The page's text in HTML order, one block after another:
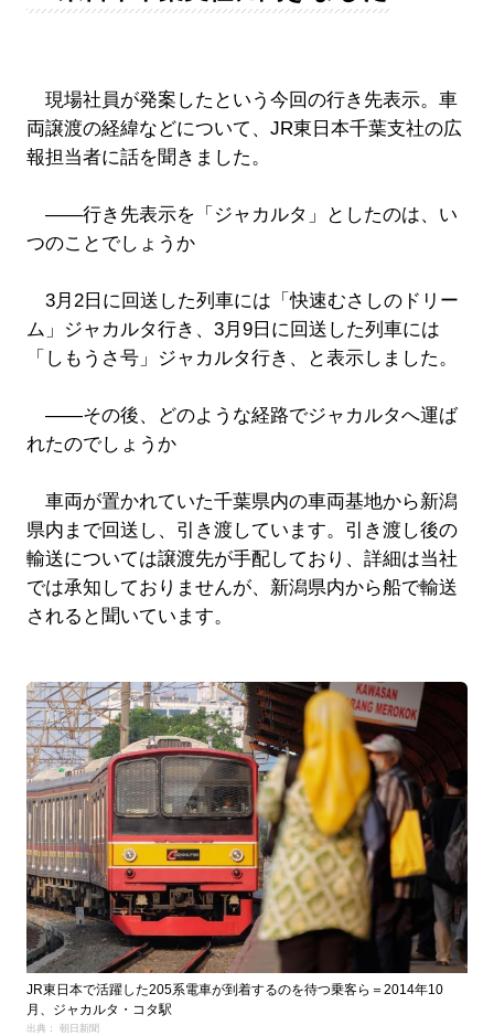
現場社員が発案したという今回の行き先表示。車
両譲渡の経緯などについて、JR東日本千葉支社の広
報担当者に話を聞きました。
――行き先表示を「ジャカルタ」としたのは、い
つのことでしょうか
3月2日に回送した列車には「快速むさしのドリー
ム」ジャカルタ行き、3月9日に回送した列車には
「しもうさ号」ジャカルタ行き、と表示しました。
――その後、どのような経路でジャカルタへ運ば
れたのでしょうか
車両が置かれていた千葉県内の車両基地から新潟
県内まで回送し、引き渡しています。引き渡し後の
輸送については譲渡先が手配しており、詳細は当社
では承知しておりませんが、新潟県内から船で輸送
されると聞いています。
JR東日本で活躍した205系電車が到着するのを待つ乗客ら＝2014年10
月、ジャカルタ・コタ駅
出典： 朝日新聞